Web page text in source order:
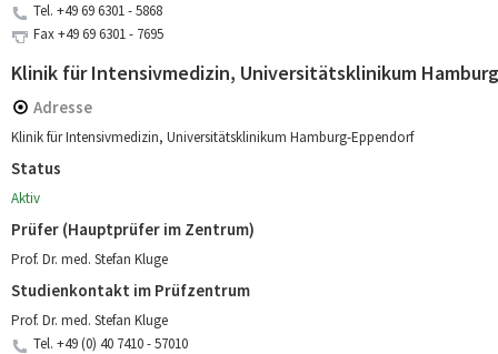
Tel. +49 69 6301 - 5868
Fax+49 69 6301 - 7695
Klinik für Intensivmedizin, Universitätsklinikum
Adresse
Klinik für Intensivmedizin, Universitätsklinikum Hamburg-Eppendorf
Status
Aktiv
Prüfer (Hauptprüfer im Zentrum)
Prof. Dr. med. Stefan Kluge
Studienkontakt im Prüfzentrum
Prof. Dr. med. Stefan Kluge
Tel. +49 (0) 40 7410 - 57010